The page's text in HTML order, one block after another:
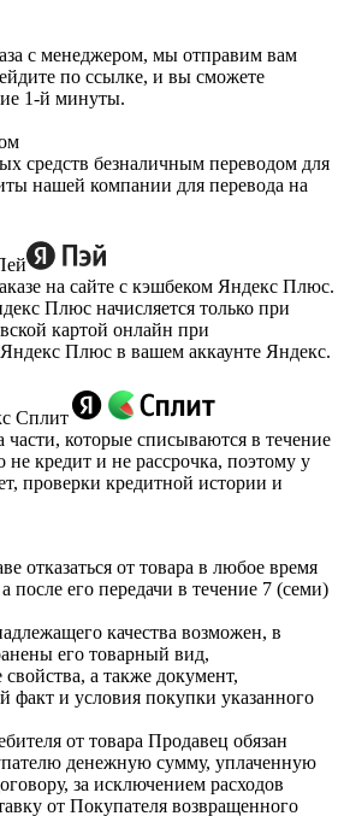
с менеджером, мы отправим вам
по ссылке, и вы сможете
1-й минуты.
средств безналичным переводом для
нашей компании для перевода на
на сайте с кэшбеком Яндекс Плюс.
Плюс начисляется только при
картой онлайн при
Плюс в вашем аккаунте Яндекс.
Сплит
которые списываются в течение
не кредит и не рассрочка, поэтому у
проверки кредитной истории и
отказаться от товара в любое время
после его передачи в течение 7 (семи)
качества возможен, в
его товарный вид,
свойства, а также документ,
факт и условия покупки указанного
от товара Продавец обязан
денежную сумму, уплаченную
за исключением расходов
от Покупателя возвращенного